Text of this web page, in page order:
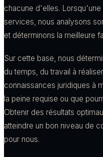
chacune d'elles.
services, nous analysons
et déterminons la meilleure
Sur cette base, nous
du temps, du travail à
connaissances juridiques à
la peine requise ou que
Obtenir des résultats
atteindre un bon niveau de
pour nous.